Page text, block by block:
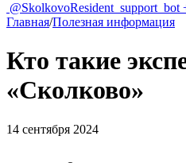
@SkolkovoResident_support_bot
Главная/Полезная информация
Кто такие
«Сколково»
14 сентября 2024